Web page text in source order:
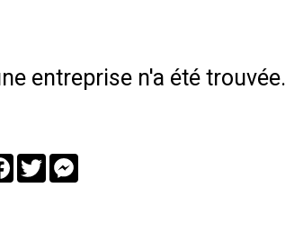
entreprise n'a été trouvée.
Facebook
Twitter